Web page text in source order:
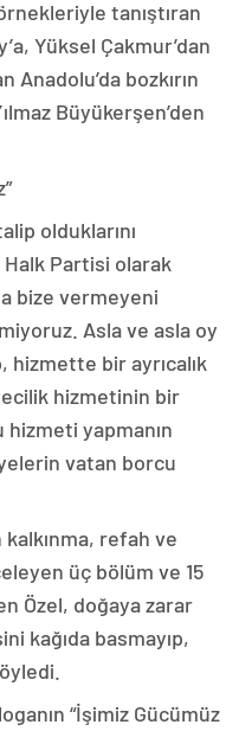
tanıştıran
Yüksel Çakmur’dan
Anadolu’da bozkırın
Büyükerşen’den
olduklarını
Partisi olarak
bize vermeyeni
Asla ve asla oy
bir ayrıcalık
hizmetinin bir
yapmanın
vatan borcu
refah ve
üç bölüm ve 15
Özel, doğaya zarar
kağıda basmayıp,
“İşimiz Gücümüz